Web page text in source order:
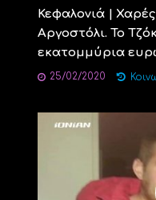
Κεφαλονιά |
Αργοστόλι. Το
εκατομμύρια
25/02/2020